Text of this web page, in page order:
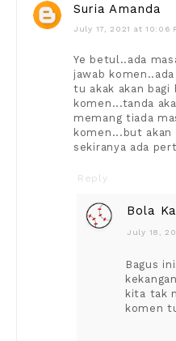
Suria Amanda
July 17, 2021 at 10:06
Ye betul..ada
jawab
tu akak akan bagi
komen...tanda
memang tiada
komen...but akan
sekiranya ada
Reply
Bola
July 18,
Bagus
kita tak
komen